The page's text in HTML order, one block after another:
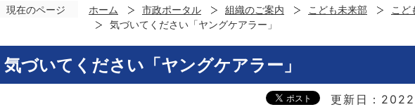
現在のページ ホーム 市政ポータル 組織のご案内 こども未来部
こど
気づいてください「ヤングケアラー」
気づいてください「ヤングケアラー」
更新日：